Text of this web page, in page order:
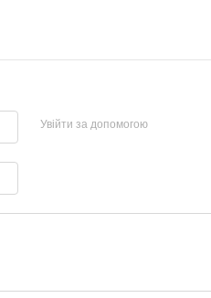
Увійти за допомогою